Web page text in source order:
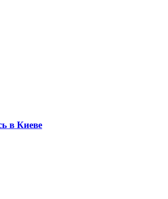
в Киеве